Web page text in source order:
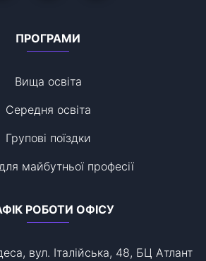
ПРОГРАМИ
Вища освіта
Середня освіта
Групові поїздки
майбутньої професії
РОБОТИ ОФІСУ
вул. Італійська, 48, БЦ Атлант